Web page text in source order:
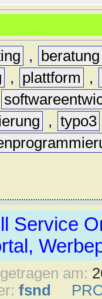
,
beratung
, plattform ,
, typo3
Service
am:
fsnd